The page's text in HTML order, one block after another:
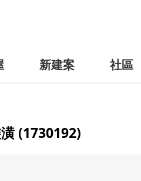
新建案 社區
(1730192)